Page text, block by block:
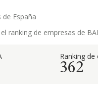
España
ranking de empresas de
Ranking
362